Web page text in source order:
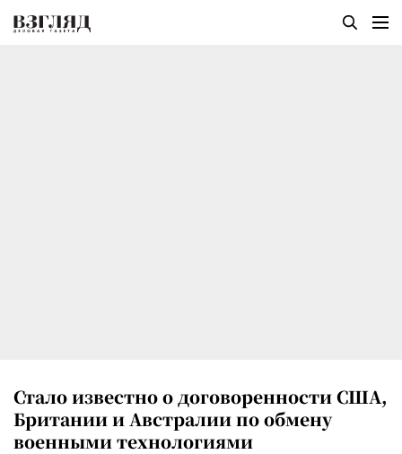
Стало известно о договоренности США,
Британии и Австралии по обмену
военными технологиями